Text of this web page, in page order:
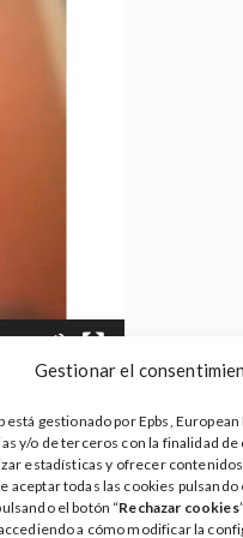
Gestionar el
está gestionado por Epbs,
y/o de terceros con la finalidad
estadísticas y ofrecer
aceptar todas las cookies pulsando
el botón “Rechazar cookies
a cómo modificar la
L
i
n
k
R
e
d
d
P
r
i
n
C
o
m
p